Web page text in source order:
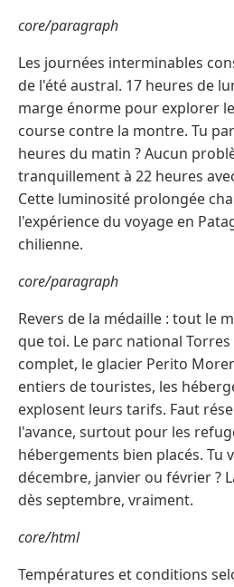
core/paragraph
Les journées interminables
de l'été austral. 17 heures de
marge énorme pour explorer
course contre la montre. Tu
heures du matin ? Aucun
tranquillement à 22 heures
Cette luminosité prolongée
l'expérience du voyage en
chilienne.
core/paragraph
Revers de la médaille : tout le
que toi. Le parc national
complet, le glacier Perito
entiers de touristes, les
explosent leurs tarifs. Faut
l'avance, surtout pour les
hébergements bien placés. Tu
décembre, janvier ou février ?
dès septembre, vraiment.
core/html
Températures et conditions